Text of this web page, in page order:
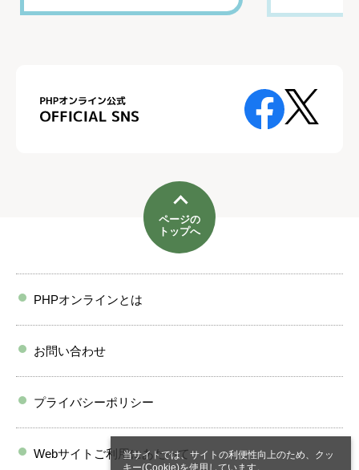
当サイトでは、サイトの利便性向上のため、クッ
キー(Cookie)を使用しています。
ページの
トップへ
PHPオンラインとは
お問い合わせ
プライバシーポリシー
Webサイトご利用にあたって